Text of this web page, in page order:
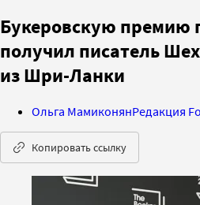
Букеровскую премию
получил писатель
из Шри-Ланки
Ольга МамиконянРедакция
Копировать ссылку